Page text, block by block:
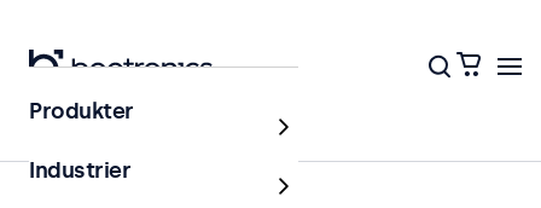
Hem
Produkter
Industrier